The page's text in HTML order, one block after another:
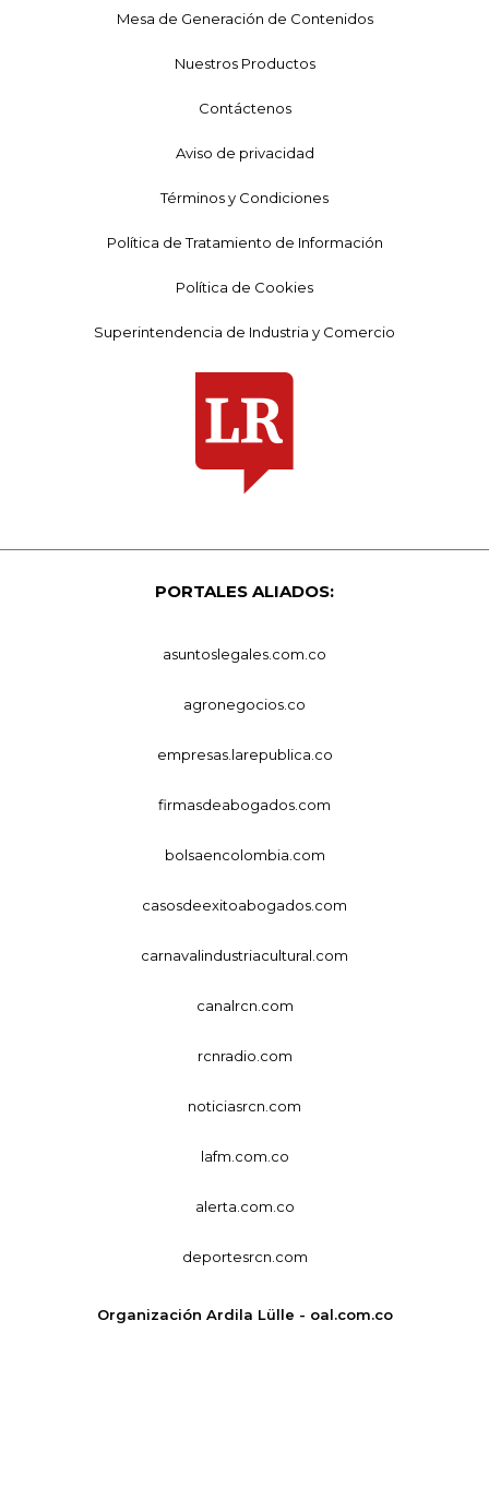
Mesa de Generación de Contenidos
Nuestros Productos
Contáctenos
Aviso de privacidad
Términos y Condiciones
Política de Tratamiento de Información
Política de Cookies
Superintendencia de Industria y Comercio
PORTALES ALIADOS:
asuntoslegales.com.co
agronegocios.co
empresas.larepublica.co
firmasdeabogados.com
bolsaencolombia.com
casosdeexitoabogados.com
carnavalindustriacultural.com
canalrcn.com
rcnradio.com
noticiasrcn.com
lafm.com.co
alerta.com.co
deportesrcn.com
Organización Ardila Lülle - oal.com.co